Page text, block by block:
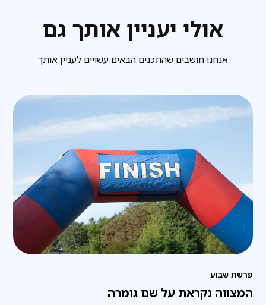
אולי יעניין אותך גם
אנחנו חושבים שהתכנים הבאים עשויים לעניין אותך
פרשת שבוע
המצווה נקראת על שם גומרה